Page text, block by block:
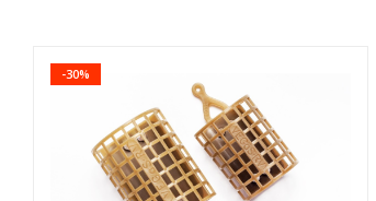
-30%